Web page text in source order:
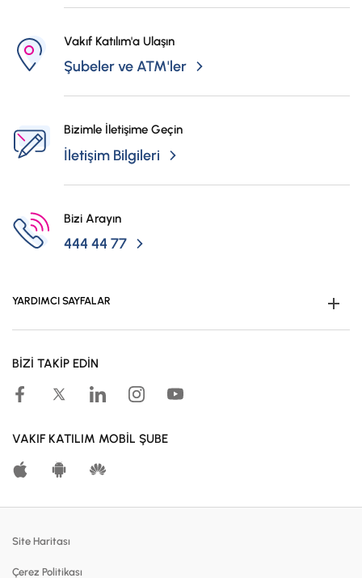
Vakıf Katılım'a Ulaşın
Şubeler ve ATM'ler
Bizimle İletişime Geçin
İletişim Bilgileri
Bizi Arayın
444 44 77
YARDIMCI SAYFALAR
Kampanyalar
Hesaplama Araçları
Katılma Hesapları
BİZİ TAKİP EDİN
VAKIF KATILIM MOBİL ŞUBE
Site Haritası
Çerez Politikası